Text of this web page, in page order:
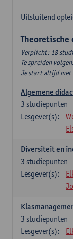
Uitsluitend
Verplicht: 18
Te spreiden
Je start altijd met
Algemene
3 studiepunten
Lesgever(s):
Diversiteit en
3 studiepunten
Lesgever(s):
3 studiepunten
Lesgever(s):